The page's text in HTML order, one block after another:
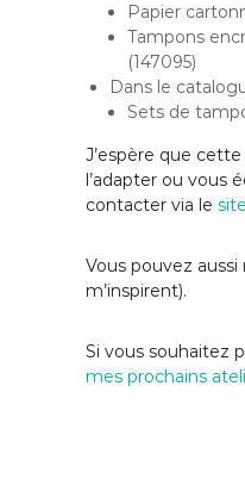
Papier
Tampons
(147095)
Dans le
Sets de
J’espère que
l’adapter ou vous
contacter via le site
Vous pouvez
m’inspirent).
Si vous souhaitez
mes prochains